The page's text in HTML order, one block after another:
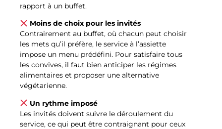
rapport à un buffet.
Moins de choix pour les invités
Contrairement au buffet, où chacun peut choisir
les mets qu’il préfère, le service à l’assiette
impose un menu prédéfini. Pour satisfaire tous
les convives, il faut bien anticiper les régimes
alimentaires et proposer une alternative
végétarienne.
Un rythme imposé
Les invités doivent suivre le déroulement du
service, ce qui peut être contraignant pour ceux